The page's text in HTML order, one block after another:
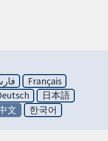
Français
日本語
文 한국어